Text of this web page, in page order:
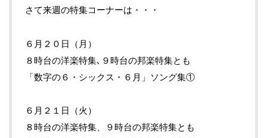
さて来週の特集コーナーは・・・
６月２０日（月）
８時台の洋楽特集､９時台の邦楽特集とも
「数字の６・シックス・６月」ソング集①
６月２１日（火）
８時台の洋楽特集、９時台の邦楽特集とも